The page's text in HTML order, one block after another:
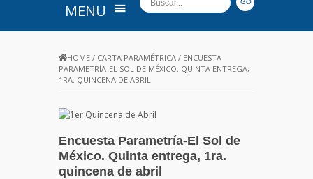
MENU
HOME / CARTA PARAMÉTRICA / ENCUESTA
PARAMETRÍA-EL SOL DE MÉXICO. QUINTA ENTREGA,
1RA. QUINCENA DE ABRIL
Encuesta Parametría-El Sol de
México. Quinta entrega, 1ra.
quincena de abril